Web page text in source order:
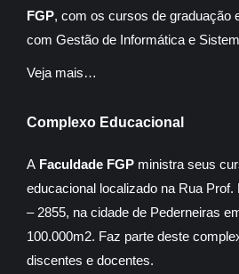
FGP, com os cursos de graduação
com Gestão de Informática e
Veja mais…
Complexo Educacional
A Faculdade FGP ministra seus
educacional localizado na Rua
– 2855, na cidade de Pederneiras
100.000m2. Faz parte deste
discentes e docentes.